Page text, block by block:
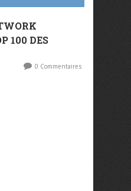
100 DES
0 Commentaires